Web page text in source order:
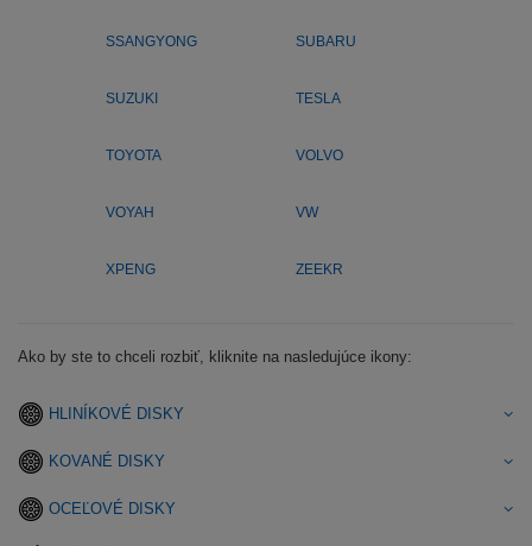
SSANGYONG SUBARU
SUZUKI TESLA
TOYOTA VOLVO
VOYAH VW
XPENG ZEEKR
Ako by ste to chceli rozbiť, kliknite na nasledujúce ikony:
HLINÍKOVÉ DISKY
KOVANÉ DISKY
OCEĽOVÉ DISKY